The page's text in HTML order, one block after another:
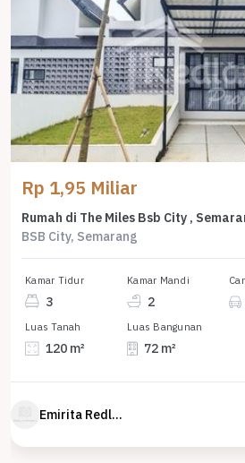
Rp 1,95 Miliar
Rumah di The Miles Bsb City ,
BSB City, Semarang
Kamar Tidur
3
Kamar Mandi
2
Luas Tanah
120 m²
Luas Bangunan
72 m²
Emirita Redland